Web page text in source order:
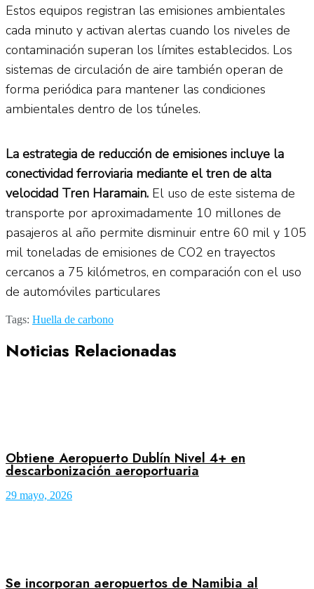
Estos equipos registran las emisiones ambientales
cada minuto y activan alertas cuando los niveles de
contaminación superan los límites establecidos. Los
sistemas de circulación de aire también operan de
forma periódica para mantener las condiciones
ambientales dentro de los túneles.
La estrategia de reducción de emisiones incluye la
conectividad ferroviaria mediante el tren de alta
velocidad Tren Haramain. El uso de este sistema de
transporte por aproximadamente 10 millones de
pasajeros al año permite disminuir entre 60 mil y 105
mil toneladas de emisiones de CO2 en trayectos
cercanos a 75 kilómetros, en comparación con el uso
de automóviles particulares
Tags: Huella de carbono
Noticias Relacionadas
Obtiene Aeropuerto Dublín Nivel 4+ en
descarbonización aeroportuaria
29 mayo, 2026
Se incorporan aeropuertos de Namibia al